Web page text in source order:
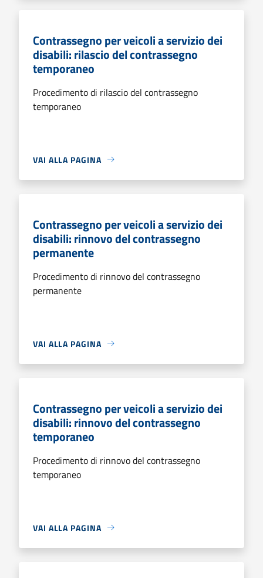
Contrassegno per veicoli a servizio dei
disabili: rilascio del contrassegno
temporaneo
Procedimento di rilascio del contrassegno
temporaneo
VAI ALLA PAGINA
Contrassegno per veicoli a servizio dei
disabili: rinnovo del contrassegno
permanente
Procedimento di rinnovo del contrassegno
permanente
VAI ALLA PAGINA
Contrassegno per veicoli a servizio dei
disabili: rinnovo del contrassegno
temporaneo
Procedimento di rinnovo del contrassegno
temporaneo
VAI ALLA PAGINA